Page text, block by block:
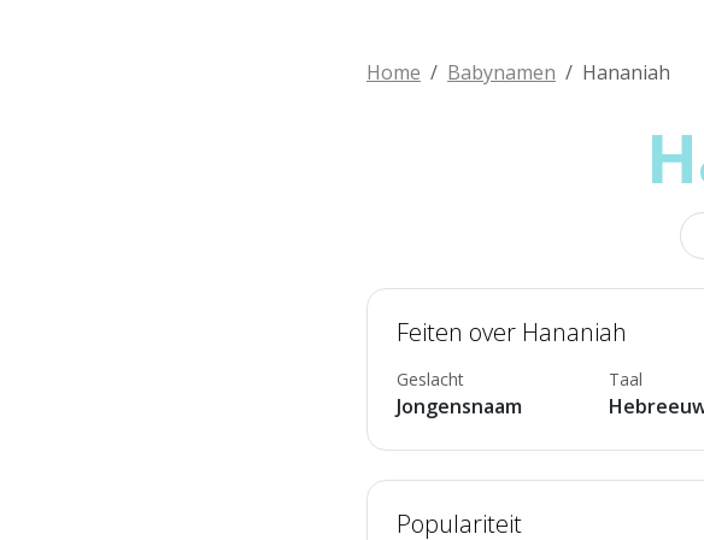
Home Babynamen Hananiah
Feiten over Hananiah
Geslacht
Jongensnaam
Taal
Populariteit